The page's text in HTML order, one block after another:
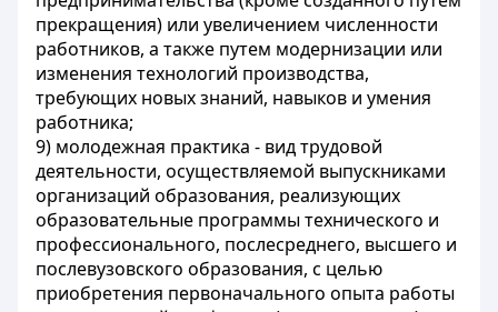
прекращения) или увеличением численности
работников, а также путем модернизации или
изменения технологий производства,
требующих новых знаний, навыков и умения
работника;
9) молодежная практика - вид трудовой
деятельности, осуществляемой выпускниками
организаций образования, реализующих
образовательные программы технического и
профессионального, послесреднего, высшего и
послевузовского образования, с целью
приобретения первоначального опыта работы